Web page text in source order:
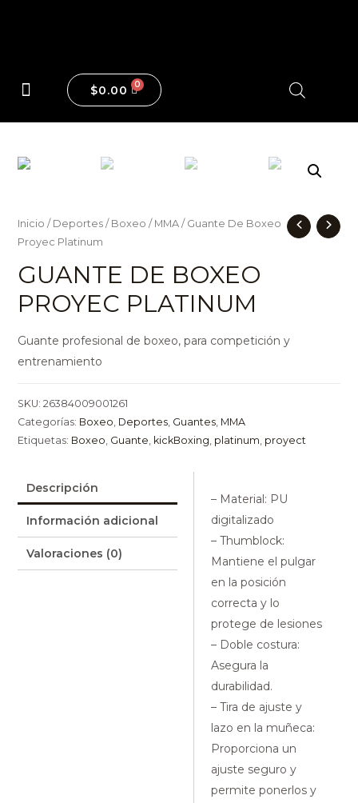
$0.00
Inicio / Deportes/ Boxeo / MMA/ Guante De Boxeo
Proyec Platinum
GUANTE DE BOXEO
PROYEC PLATINUM
Guante profesional de boxeo, para competición y
entrenamiento
SKU: 26384009001261
Categorías: Boxeo, Deportes, Guantes, MMA
Etiquetas: Boxeo, Guante, kickBoxing, platinum, proyect
Descripción
Información adicional
Valoraciones (0)
– Material: PU
digitalizado
– Thumblock:
Mantiene el pulgar
en la posición
correcta y lo
protege de lesiones
– Doble costura:
Asegura la
durabilidad.
– Tira de ajuste y
lazo en la muñeca:
Proporciona un
ajuste seguro y
permite ponerlos y